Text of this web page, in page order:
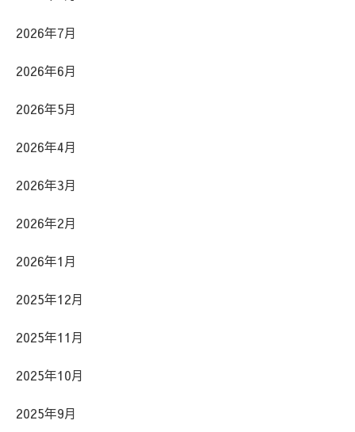
2026年7月
2026年6月
2026年5月
2026年4月
2026年3月
2026年2月
2026年1月
2025年12月
2025年11月
2025年10月
2025年9月